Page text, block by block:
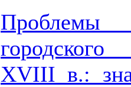
городского
XVIII в.: